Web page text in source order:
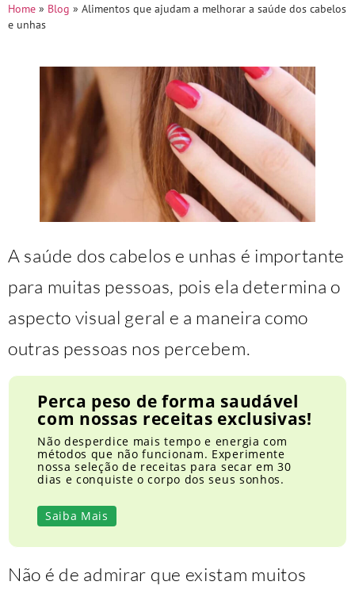
Home » Blog » Alimentos que ajudam a melhorar a saúde dos cabelos
e unhas
A saúde dos cabelos e unhas é importante
para muitas pessoas, pois ela determina o
aspecto visual geral e a maneira como
outras pessoas nos percebem.
Perca peso de forma saudável
com nossas receitas exclusivas!
Não desperdice mais tempo e energia com
métodos que não funcionam. Experimente
nossa seleção de receitas para secar em 30
dias e conquiste o corpo dos seus sonhos.
Saiba Mais
Não é de admirar que existam muitos